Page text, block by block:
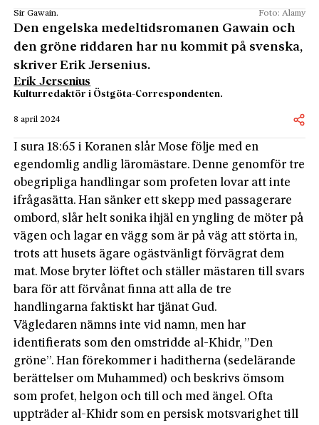
Sir Gawain. Foto: Alamy
Den engelska medeltidsromanen Gawain och
den gröne riddaren har nu kommit på svenska,
skriver Erik Jersenius.
Erik Jersenius
Kulturredaktör i Östgöta-Correspondenten.
8 april 2024
I sura 18:65 i Koranen slår Mose följe med en
egendomlig andlig läromästare. Denne genomför tre
obegripliga handlingar som profeten lovar att inte
ifrågasätta. Han sänker ett skepp med passagerare
ombord, slår helt sonika ihjäl en yngling de möter på
vägen och lagar en vägg som är på väg att störta in,
trots att husets ägare ogästvänligt förvägrat dem
mat. Mose bryter löftet och ställer mästaren till svars
bara för att förvånat finna att alla de tre
handlingarna faktiskt har tjänat Gud.
Vägledaren nämns inte vid namn, men har
identifierats som den omstridde al-Khidr, ”Den
gröne”. Han förekommer i haditherna (sedelärande
berättelser om Muhammed) och beskrivs ömsom
som profet, helgon och till och med ängel. Ofta
uppträder al-Khidr som en persisk motsvarighet till